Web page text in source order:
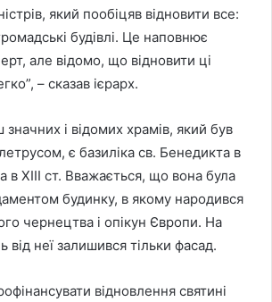
який пообіцяв відновити все:
будівлі. Це наповнює
але відомо, що відновити ці
– сказав ієрарх.
і відомих храмів, який був
є базиліка св. Бенедикта в
в XIII ст. Вважається, що вона була
будинку, в якому народився
чернецтва і опікун Європи. На
від неї залишився тільки фасад.
відновлення святині